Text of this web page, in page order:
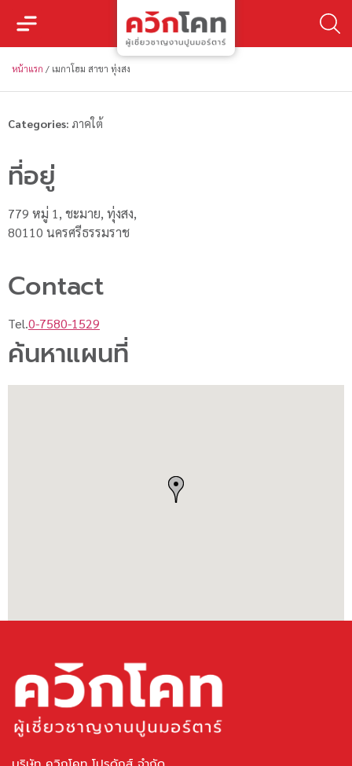
หน้าแรก / เมกาโฮม สาขา ทุ่งสง
Categories: ภาคใต้
ที่อยู่
779 หมู่ 1, ชะมาย, ทุ่งสง,
80110 นครศรีธรรมราช
Contact
Tel.0-7580-1529
ค้นหาแผนที่